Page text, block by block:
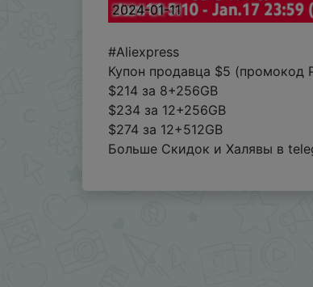
2024-01-11
#Aliexpress
Купон продавца $5 (промокод
$214 за 8+256GB
$234 за 12+256GB
$274 за 12+512GB
Больше Скидок и Халявы в